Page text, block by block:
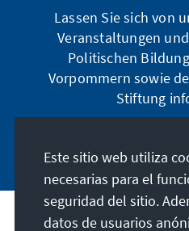
Lassen Sie sich von
Veranstaltungen
Politischen
Vorpommern sowie
Stiftung
Dirección
Este sitio web utiliza
necesarias para el
seguridad del sitio.
datos de usuarios